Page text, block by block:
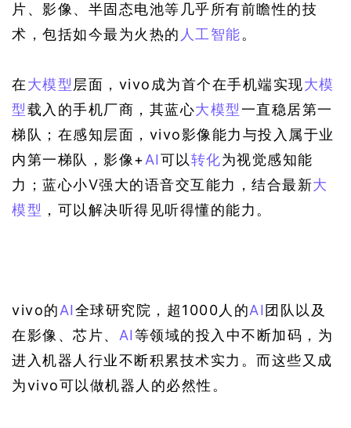
片、影像、半固态电池等几乎所有前瞻性的技
术，包括如今最为火热的 人工智能。
在大模型 层面，vivo成为首个在手机端实现大模
型载入的手机厂商，其蓝心大模型一直稳居第一
梯队‌；在感知层面，vivo影像能力与投入属于业
内第一梯队，影像+AI可以转化为视觉感知能
力；蓝心小V强大的语音交互能力，结合最新大
模型 ，可以解决听得见听得懂的能力。
vivo的AI全球研究院，超1000人的AI 团队以及
在影像、芯片、 AI等领域的投入中不断加码，为
进入机器人行业不断积累技术实力。而这些又成
为vivo可以做机器人的必然性。